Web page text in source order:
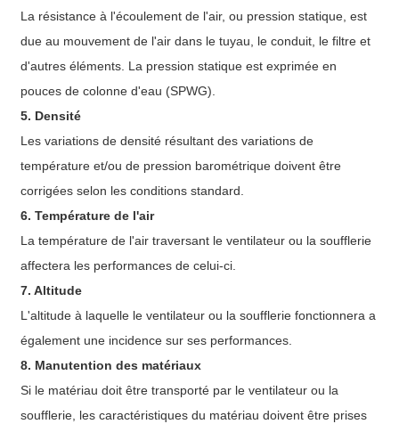
La résistance à l'écoulement de l'air, ou pression statique, est
due au mouvement de l'air dans le tuyau, le conduit, le filtre et
d'autres éléments. La pression statique est exprimée en
pouces de colonne d'eau (SPWG).
5. Densité
Les variations de densité résultant des variations de
température et/ou de pression barométrique doivent être
corrigées selon les conditions standard.
6. Température de l'air
La température de l'air traversant le ventilateur ou la soufflerie
affectera les performances de celui-ci.
7. Altitude
L'altitude à laquelle le ventilateur ou la soufflerie fonctionnera a
également une incidence sur ses performances.
8. Manutention des matériaux
Si le matériau doit être transporté par le ventilateur ou la
soufflerie, les caractéristiques du matériau doivent être prises